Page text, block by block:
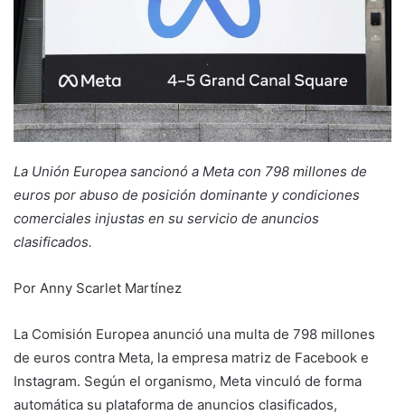
La Unión Europea sancionó a Meta con 798 millones de
euros por abuso de posición dominante y condiciones
comerciales injustas en su servicio de anuncios
clasificados.
Por Anny Scarlet Martínez
La Comisión Europea anunció una multa de 798 millones
de euros contra Meta, la empresa matriz de Facebook e
Instagram. Según el organismo, Meta vinculó de forma
automática su plataforma de anuncios clasificados,